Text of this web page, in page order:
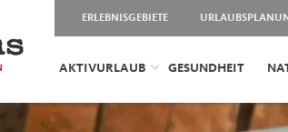
ERLEBNISGEBIETE
AKTIVURLAUB GESUNDHEIT